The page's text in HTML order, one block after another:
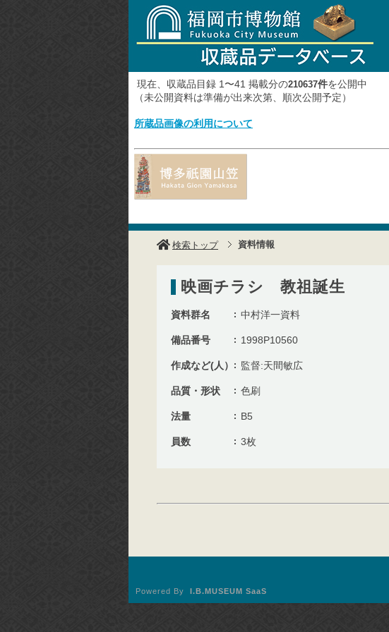
現在、収蔵品目録 1〜41 掲載分の210637件を公開中
（未公開資料は準備が出来次第、順次公開予定）
所蔵品画像の利用について
検索トップ 資料情報
映画チラシ 教祖誕生
資料群名 中村洋一資料
備品番号 1998P10560
作成など(人） 監督:天間敏広
品質・形状 色刷
法量 B5
員数 3枚
Powered By I.B.MUSEUM SaaS